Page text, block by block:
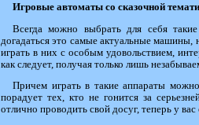
Игровые автоматы со сказочной
Всегда можно выбрать для себя
догадаться это самые актуальные машины,
играть в них с особым удовольствием,
как следует, получая только лишь
Причем играть в такие аппараты
порадует тех, кто не гонится за
отлично проводить свой досуг, теперь у